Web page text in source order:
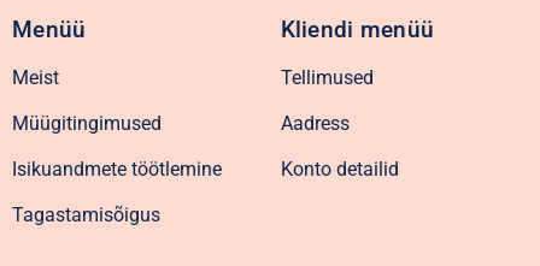
Menüü
Meist
Müügitingimused
Isikuandmete töötlemine
Tagastamisõigus
Kliendi menüü
Tellimused
Aadress
Konto detailid